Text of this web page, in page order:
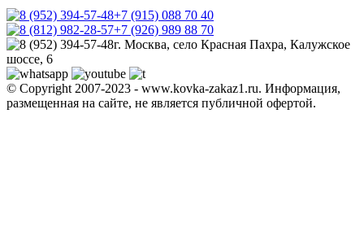
+7 (915) 088 70 40
+7 (926) 989 88 70
г. Москва, село Красная Пахра, Калужское
шоссе, 6
© Copyright 2007-2023 - www.kovka-zakaz1.ru. Информация,
размещенная на сайте, не является публичной офертой.